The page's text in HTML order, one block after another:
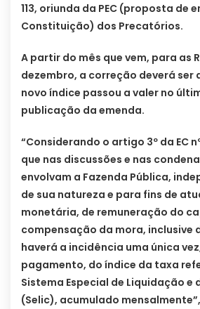
113, oriunda da PEC (proposta de
Constituição) dos Precatórios.
A partir do mês que vem, para as
dezembro, a correção deverá ser
novo índice passou a valer no
publicação da emenda.
“Considerando o artigo 3º da EC
que nas discussões e nas
envolvam a Fazenda Pública,
de sua natureza e para fins de
monetária, de remuneração do
compensação da mora, inclusive
haverá a incidência uma única
pagamento, do índice da taxa
Sistema Especial de Liquidação e
(Selic), acumulado